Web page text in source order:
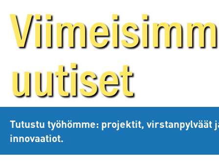
uutiset
Tutustu työhömme: projektit, virstanpylväät
innovaatiot.